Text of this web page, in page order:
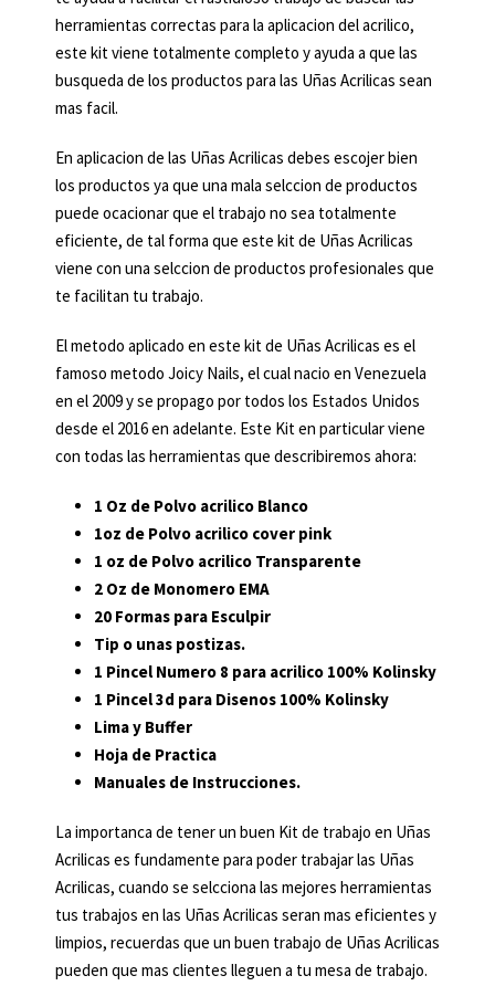
herramientas correctas para la aplicacion del acrilico,
este kit viene totalmente completo y ayuda a que las
busqueda de los productos para las Uñas Acrilicas sean
mas facil.
En aplicacion de las Uñas Acrilicas debes escojer bien
los productos ya que una mala selccion de productos
puede ocacionar que el trabajo no sea totalmente
eficiente, de tal forma que este kit de Uñas Acrilicas
viene con una selccion de productos profesionales que
te facilitan tu trabajo.
El metodo aplicado en este kit de Uñas Acrilicas es el
famoso metodo Joicy Nails, el cual nacio en Venezuela
en el 2009 y se propago por todos los Estados Unidos
desde el 2016 en adelante. Este Kit en particular viene
con todas las herramientas que describiremos ahora:
1 Oz de Polvo acrilico Blanco
1oz de Polvo acrilico cover pink
1 oz de Polvo acrilico Transparente
2 Oz de Monomero EMA
20 Formas para Esculpir
Tip o unas postizas.
1 Pincel Numero 8 para acrilico 100% Kolinsky
1 Pincel 3d para Disenos 100% Kolinsky
Lima y Buffer
Hoja de Practica
Manuales de Instrucciones.
La importanca de tener un buen Kit de trabajo en Uñas
Acrilicas es fundamente para poder trabajar las Uñas
Acrilicas, cuando se selcciona las mejores herramientas
tus trabajos en las Uñas Acrilicas seran mas eficientes y
limpios, recuerdas que un buen trabajo de Uñas Acrilicas
pueden que mas clientes lleguen a tu mesa de trabajo.